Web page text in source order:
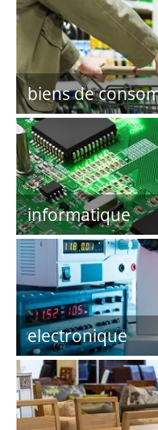
biens de
informatique
electronique